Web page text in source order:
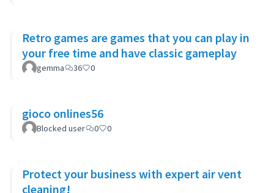
Retro games are games that you can play in
your free time and have classic gameplay
gemma 36 0
gioco onlines56
Blocked user 0 0
Protect your business with expert air vent
cleaning!